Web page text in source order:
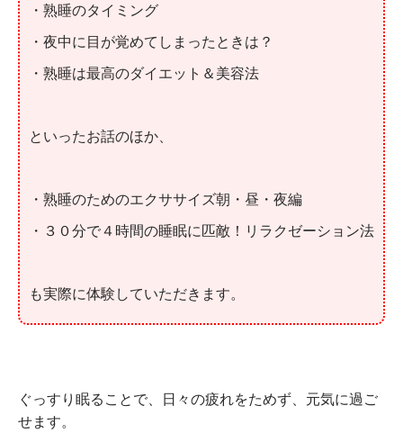
・熟睡のタイミング
・夜中に目が覚めてしまったときは？
・熟睡は最高のダイエット＆美容法
といったお話のほか、
・熟睡のためのエクササイズ朝・昼・夜編
・３０分で４時間の睡眠に匹敵！リラクゼーション法
も実際に体験していただきます。
ぐっすり眠ることで、日々の疲れをためず、元気に過ご
せます。